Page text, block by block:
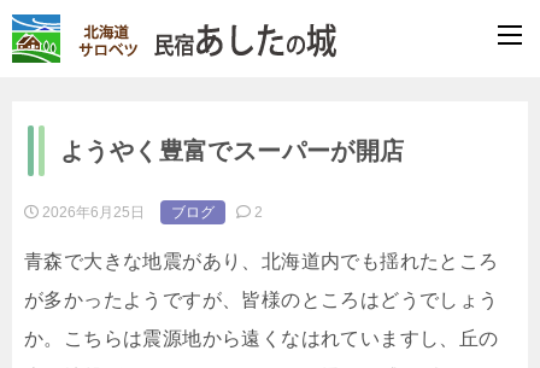
ようやく豊富でスーパーが開店
2026年6月25日 ブログ 2
青森で大きな地震があり、北海道内でも揺れたところ
が多かったようですが、皆様のところはどうでしょう
か。こちらは震源地から遠くなはれていますし、丘の